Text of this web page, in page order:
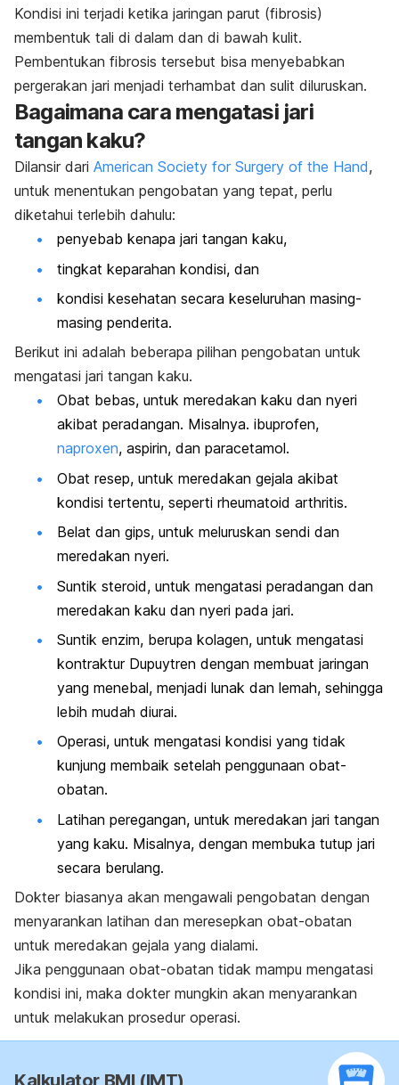
Kondisi ini terjadi ketika jaringan parut (fibrosis)
membentuk tali di dalam dan di bawah kulit.
Pembentukan fibrosis tersebut bisa menyebabkan
pergerakan jari menjadi terhambat dan sulit diluruskan.
Bagaimana cara mengatasi jari
tangan kaku?
Dilansir dari American Society for Surgery of the Hand,
untuk menentukan pengobatan yang tepat, perlu
diketahui terlebih dahulu:
penyebab kenapa jari tangan kaku,
tingkat keparahan kondisi, dan
kondisi kesehatan secara keseluruhan masing-
masing penderita.
Berikut ini adalah beberapa pilihan pengobatan untuk
mengatasi jari tangan kaku.
Obat bebas, untuk meredakan kaku dan nyeri
akibat peradangan. Misalnya. ibuprofen,
naproxen, aspirin, dan paracetamol.
Obat resep, untuk meredakan gejala akibat
kondisi tertentu, seperti rheumatoid arthritis.
Belat dan gips, untuk meluruskan sendi dan
meredakan nyeri.
Suntik steroid, untuk mengatasi peradangan dan
meredakan kaku dan nyeri pada jari.
Suntik enzim, berupa kolagen, untuk mengatasi
kontraktur Dupuytren dengan membuat jaringan
yang menebal, menjadi lunak dan lemah, sehingga
lebih mudah diurai.
Operasi, untuk mengatasi kondisi yang tidak
kunjung membaik setelah penggunaan obat-
obatan.
Latihan peregangan, untuk meredakan jari tangan
yang kaku. Misalnya, dengan membuka tutup jari
secara berulang.
Dokter biasanya akan mengawali pengobatan dengan
menyarankan latihan dan meresepkan obat-obatan
untuk meredakan gejala yang dialami.
Jika penggunaan obat-obatan tidak mampu mengatasi
kondisi ini, maka dokter mungkin akan menyarankan
untuk melakukan prosedur operasi.